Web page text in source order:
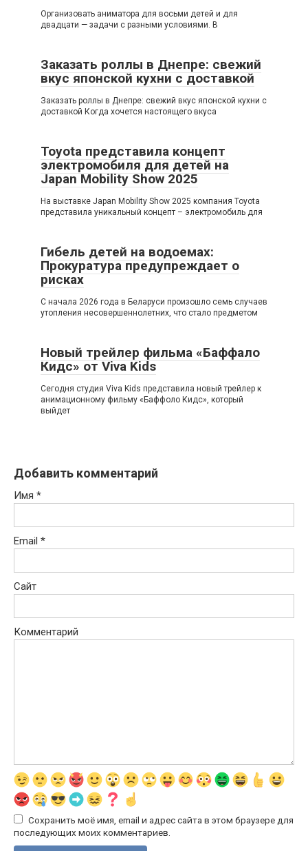
Организовать аниматора для восьми детей и для
двадцати — задачи с разными условиями. В
Заказать роллы в Днепре: свежий
вкус японской кухни с доставкой
Заказать роллы в Днепре: свежий вкус японской кухни с
доставкой Когда хочется настоящего вкуса
Toyota представила концепт
электромобиля для детей на
Japan Mobility Show 2025
На выставке Japan Mobility Show 2025 компания Toyota
представила уникальный концепт – электромобиль для
Гибель детей на водоемах:
Прокуратура предупреждает о
рисках
С начала 2026 года в Беларуси произошло семь случаев
утопления несовершеннолетних, что стало предметом
Новый трейлер фильма «Баффало
Кидс» от Viva Kids
Сегодня студия Viva Kids представила новый трейлер к
анимационному фильму «Баффоло Кидс», который
выйдет
Добавить комментарий
Имя *
Email *
Сайт
Комментарий
Сохранить моё имя, email и адрес сайта в этом браузере для
последующих моих комментариев.